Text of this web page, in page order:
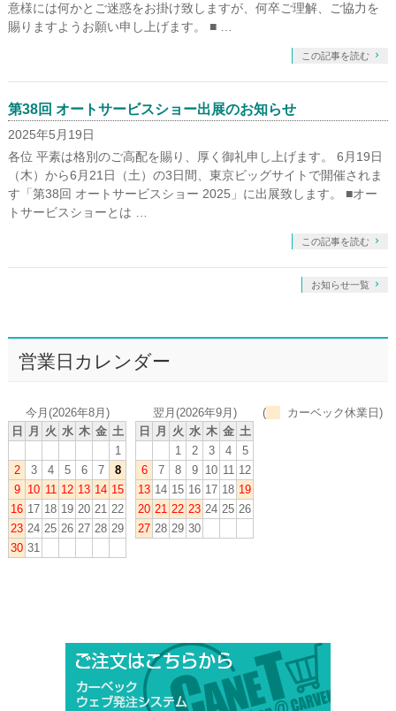
意様には何かとご迷惑をお掛け致しますが、何卒ご理解、ご協力を
賜りますようお願い申し上げます。 ■ …
この記事を読む
第38回 オートサービスショー出展のお知らせ
2025年5月19日
各位 平素は格別のご高配を賜り、厚く御礼申し上げます。 6月19日
（木）から6月21日（土）の3日間、東京ビッグサイトで開催されま
す「第38回 オートサービスショー 2025」に出展致します。 ■オー
トサービスショーとは …
この記事を読む
お知らせ一覧
営業日カレンダー